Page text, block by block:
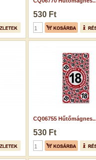
530 Ft
CQ06755
530 Ft